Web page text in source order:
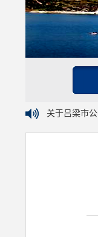
关于吕梁市